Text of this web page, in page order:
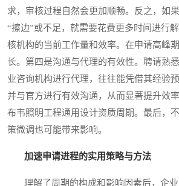
求，审核过程自然会更加顺畅。反之，如
“擦边”或不足，就需要花费更多时间进行
核机构的当前工作量和效率。在申请高峰
长。第四是沟通与代理的有效性。聘请熟
业咨询机构进行代理，往往能凭借其经验
并与官方进行有效沟通，从而显著提升效
布韦照明工程通用设计资质周期。最后，
策微调也可能带来影响。
加速申请进程的实用策略与方法
理解了周期的构成和影响因素后，企业